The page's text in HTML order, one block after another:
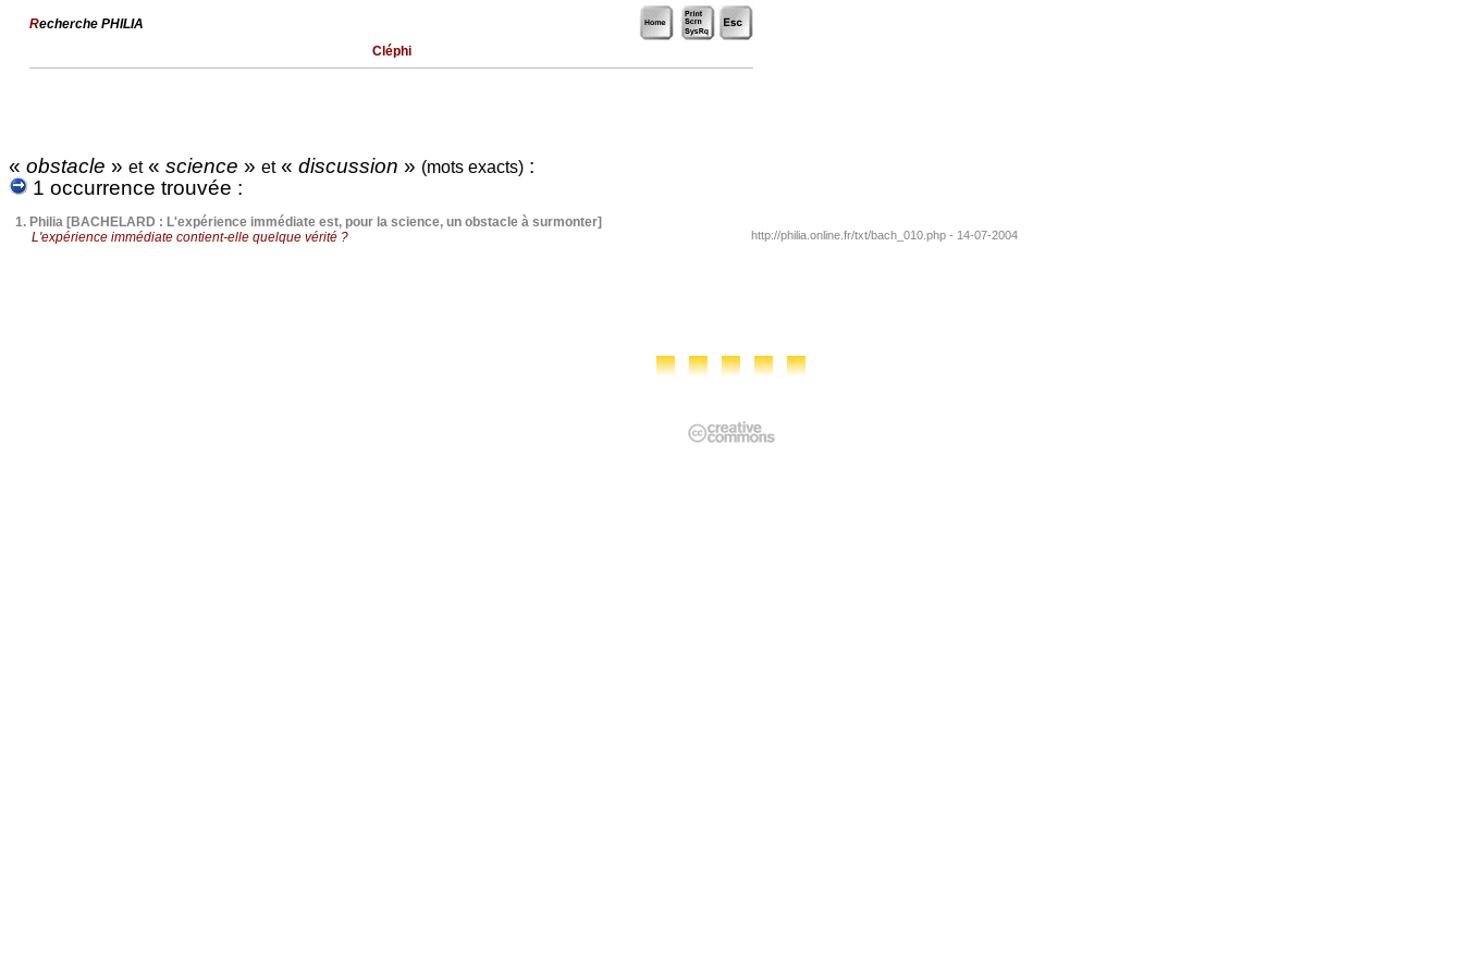
Recherche PHILIA
Cléphi
« obstacle » et« science » et« discussion » (mots exacts) :
1 occurrence trouvée :
1. Philia [BACHELARD : L'expérience immédiate est, pour la science, un obstacle à surmonter]
L'expérience immédiate contient-elle quelque vérité ?
http://philia.online.fr/txt/bach_010.php - 14-07-2004